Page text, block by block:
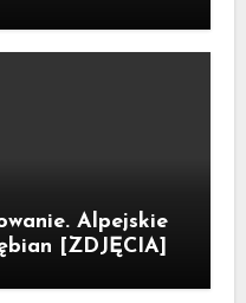
Alpejskie
[ZDJĘCIA]